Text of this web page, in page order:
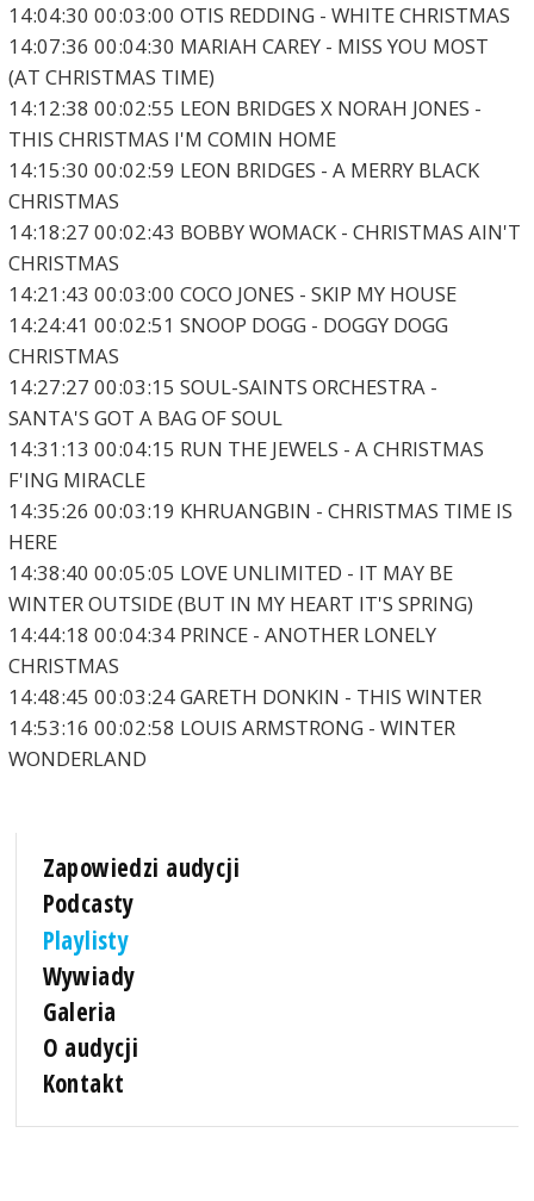
14:04:30 00:03:00 OTIS REDDING - WHITE CHRISTMAS
14:07:36 00:04:30 MARIAH CAREY - MISS YOU MOST
(AT CHRISTMAS TIME)
14:12:38 00:02:55 LEON BRIDGES X NORAH JONES -
THIS CHRISTMAS I'M COMIN HOME
14:15:30 00:02:59 LEON BRIDGES - A MERRY BLACK
CHRISTMAS
14:18:27 00:02:43 BOBBY WOMACK - CHRISTMAS AIN'T
CHRISTMAS
14:21:43 00:03:00 COCO JONES - SKIP MY HOUSE
14:24:41 00:02:51 SNOOP DOGG - DOGGY DOGG
CHRISTMAS
14:27:27 00:03:15 SOUL-SAINTS ORCHESTRA -
SANTA'S GOT A BAG OF SOUL
14:31:13 00:04:15 RUN THE JEWELS - A CHRISTMAS
F'ING MIRACLE
14:35:26 00:03:19 KHRUANGBIN - CHRISTMAS TIME IS
HERE
14:38:40 00:05:05 LOVE UNLIMITED - IT MAY BE
WINTER OUTSIDE (BUT IN MY HEART IT'S SPRING)
14:44:18 00:04:34 PRINCE - ANOTHER LONELY
CHRISTMAS
14:48:45 00:03:24 GARETH DONKIN - THIS WINTER
14:53:16 00:02:58 LOUIS ARMSTRONG - WINTER
WONDERLAND
Zapowiedzi audycji
Podcasty
Playlisty
Wywiady
Galeria
O audycji
Kontakt